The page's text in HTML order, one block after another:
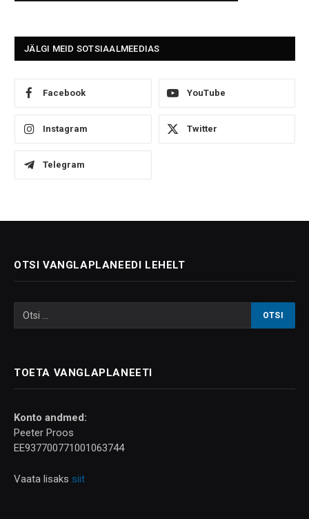
JÄLGI MEID SOTSIAALMEEDIAS
Facebook YouTube
Instagram Twitter
Telegram
OTSI VANGLAPLANEEDI LEHELT
TOETA VANGLAPLANEETI
Konto andmed:
Peeter Proos
EE937700771001063744
Vaata lisaks siit